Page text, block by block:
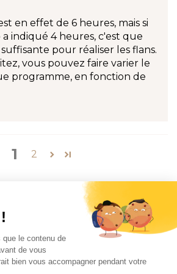
en effet de 6 heures, mais si
indiqué 4 heures, c'est que
pour réaliser les flans.
vous pouvez faire varier le
programme, en fonction de
1 2